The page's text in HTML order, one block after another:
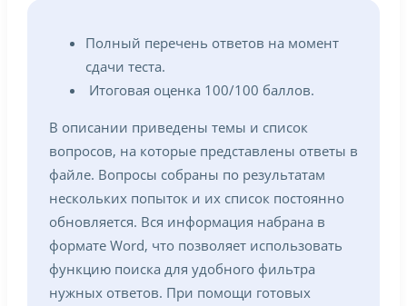
Полный перечень ответов на момент
сдачи теста.
Итоговая оценка 100/100 баллов.
В описании приведены темы и список
вопросов, на которые представлены ответы в
файле. Вопросы собраны по результатам
нескольких попыток и их список постоянно
обновляется. Вся информация набрана в
формате Word, что позволяет использовать
функцию поиска для удобного фильтра
нужных ответов. При помощи готовых